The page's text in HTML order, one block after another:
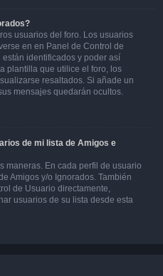
usuarios del foro. Los usuarios
en en Panel de Control de
identificados y poder así
plantilla que utilice el foro, los
resaltados. Si añade un
mensajes quedarán ocultos.
de mi lista de Amigos e
maneras. En cada perfil de usuario
Amigos y/o Ignorados. También
de Usuario directamente,
usuarios de su lista desde esta